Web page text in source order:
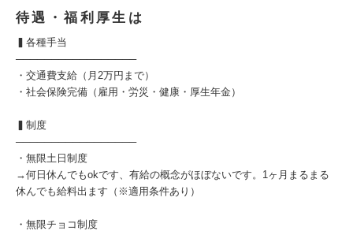
待遇・福利厚生は
▍各種手当
─────────────────
・交通費支給（月2万円まで）
・社会保険完備（雇用・労災・健康・厚生年金）
▍制度
─────────────────
・無限土日制度
→何日休んでもokです、有給の概念がほぼないです。1ヶ月まるまる
休んでも給料出ます（※適用条件あり）
・無限チョコ制度